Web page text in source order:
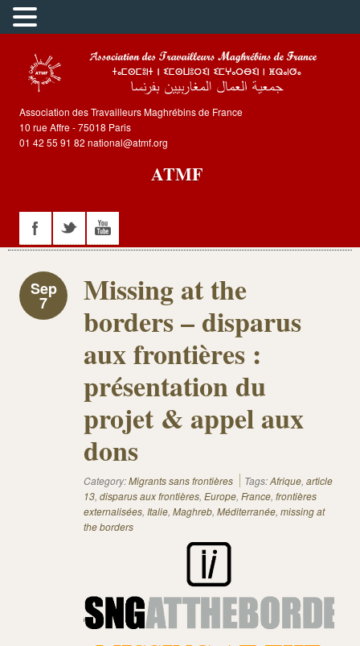
Association des Travailleurs Maghrébins de France
10 rue Affre - 75018 Paris
01 42 55 91 82 national@atmf.org
ATMF
Sep
7
Missing at the
borders – disparus
aux frontières :
présentation du
projet & appel aux
dons
Category:Migrants sans frontières Tags:Afrique, article
13, disparus aux frontières, Europe, France, frontières
externalisées, Italie, Maghreb, Méditerranée, missing at
the borders